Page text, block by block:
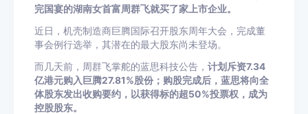
完国宴的湖南女首富周群飞就买了家上市企业。
近日，机壳制造商巨腾国际召开股东周年大会，完成董
事会例行选举，其潜在的最大股东尚未登场。
而几天前，周群飞掌舵的蓝思科技公告， 计划斥资7.34
亿港元购入巨腾27.81%股份；购股完成后，蓝思将向全
体股东发出收购要约，以获得标的超50%投票权，成为
控股股东。